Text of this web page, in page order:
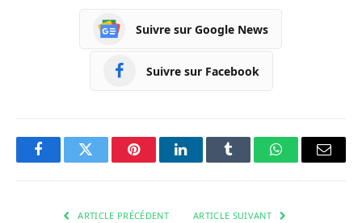
Suivre sur Google News
Suivre sur Facebook
FacebookTwitter PinterestLinkedInTumblr WhatsApp
ARTICLE PRÉCÉDENT ARTICLE SUIVANT